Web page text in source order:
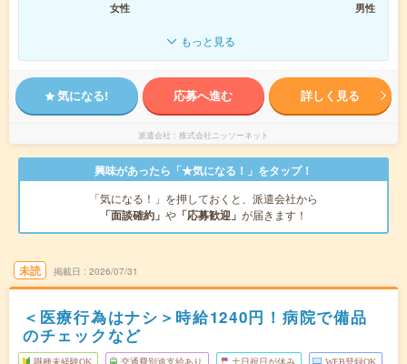
女性
男性
もっと見る
気になる! 応募へ進む 詳しく見る
派遣会社 株式会社ニッソーネット
興味があったら「★気になる！」をタップ！
「気になる！」を押しておくと、派遣会社から
「面談確約」 や 「応募歓迎」 が届きます！
未読 掲載日 2026/07/31
＜医療行為はナシ＞時給1240円！病院で備品
のチェックなど
職種未経験OK 交通費別途支給あり 土日祝日が休み WEB登録OK